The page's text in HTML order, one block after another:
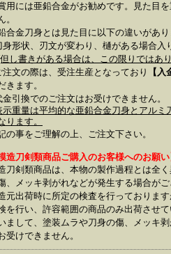
用には亜鉛合金がお勧めです。見た目
。
合金刀身とは見た目に以下の違いがあり
身形状、刃文が変わり、樋がある場合入
し書きがある場合は、この限りではあ
注文の際は、受注生産となっており
【
きます。
金引換でのご注文はお受けできません。
示重量は平均的な亜鉛合金刀身とアルミ
ります。
の事をご理解の上、ご注文下さい。
模造刀剣類商品ご購入のお客様へのお願い
刀剣類商品は、本物の製作過程とは全
、メッキ剥がれなどが発生する場合がご
元出荷時に所定の検査を行っておりま
を行い、許容範囲の商品のみ出荷させて
まして、塗装ムラや刀身の傷、メッキ
受けできません。